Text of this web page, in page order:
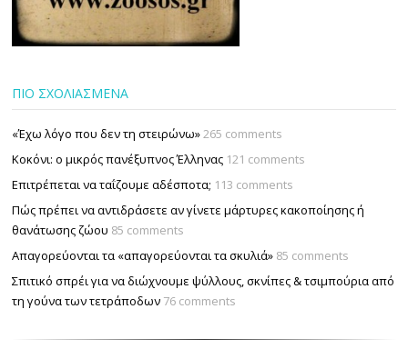
ΠΙΟ ΣΧΟΛΙΑΣΜΕΝΑ
«Έχω λόγο που δεν τη στειρώνω»265 comments
Κοκόνι: ο μικρός πανέξυπνος Έλληνας 121 comments
Επιτρέπεται να ταΐζουµε αδέσποτα; 113 comments
Πώς πρέπει να αντιδράσετε αν γίνετε μάρτυρες κακοποίησης ή
θανάτωσης ζώου 85 comments
Απαγορεύονται τα «απαγορεύονται τα σκυλιά» 85 comments
Σπιτικό σπρέι για να διώχνουμε ψύλλους, σκνίπες & τσιμπούρια από
τη γούνα των τετράποδων 76 comments